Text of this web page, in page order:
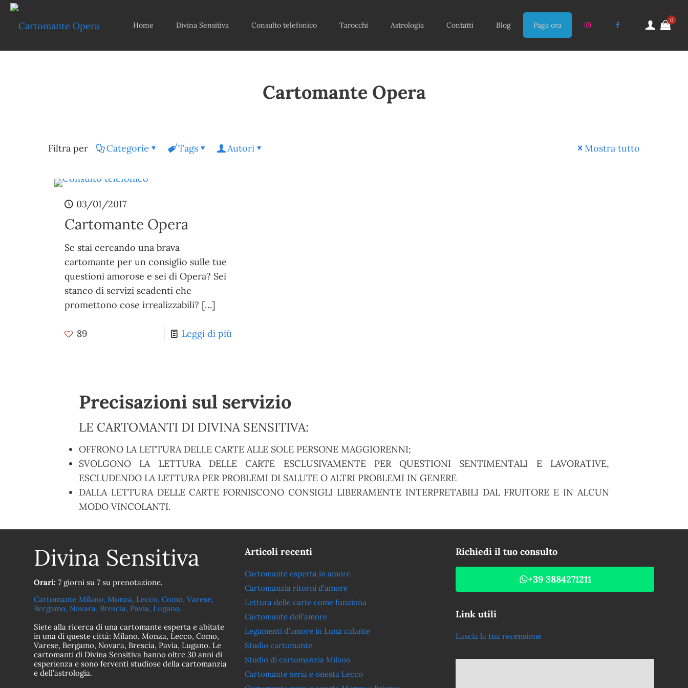
Home Divina Sensitiva Consulto telefonico Tarocchi Astrologia Contatti Blog Paga ora
0
Cartomante Opera
Filtra per Categorie Tags Autori Mostra tutto
03/01/2017
Cartomante Opera
Se stai cercando una brava
cartomante per un consiglio sulle tue
questioni amorose e sei di Opera? Sei
stanco di servizi scadenti che
promettono cose irrealizzabili? […]
89 Leggi di più
Precisazioni sul servizio
LE CARTOMANTI DI DIVINA SENSITIVA:
OFFRONO LA LETTURA DELLE CARTE ALLE SOLE PERSONE MAGGIORENNI;
SVOLGONO LA LETTURA DELLE CARTE ESCLUSIVAMENTE PER QUESTIONI SENTIMENTALI E LAVORATIVE,
ESCLUDENDO LA LETTURA PER PROBLEMI DI SALUTE O ALTRI PROBLEMI IN GENERE
DALLA LETTURA DELLE CARTE FORNISCONO CONSIGLI LIBERAMENTE INTERPRETABILI DAL FRUITORE E IN ALCUN
MODO VINCOLANTI.
Divina Sensitiva
Orari: 7 giorni su 7 su prenotazione.
Cartomante Milano, Monza, Lecco, Como, Varese,
Bergamo, Novara, Brescia, Pavia, Lugano.
Siete alla ricerca di una cartomante esperta e abitate
in una di queste città: Milano, Monza, Lecco, Como,
Varese, Bergamo, Novara, Brescia, Pavia, Lugano. Le
cartomanti di Divina Sensitiva hanno oltre 30 anni di
esperienza e sono ferventi studiose della cartomanzia
e dell’astrologia.
Articoli recenti
Cartomante esperta in amore
Cartomanzia ritorni d’amore
Lettura delle carte come funziona
Cartomante dell’amore
Legamenti d’amore in Luna calante
Studio cartomante
Studio di cartomanzia Milano
Cartomante seria e onesta Lecco
Richiedi il tuo consulto
+39 3884271211
Link utili
Lascia la tua recensione